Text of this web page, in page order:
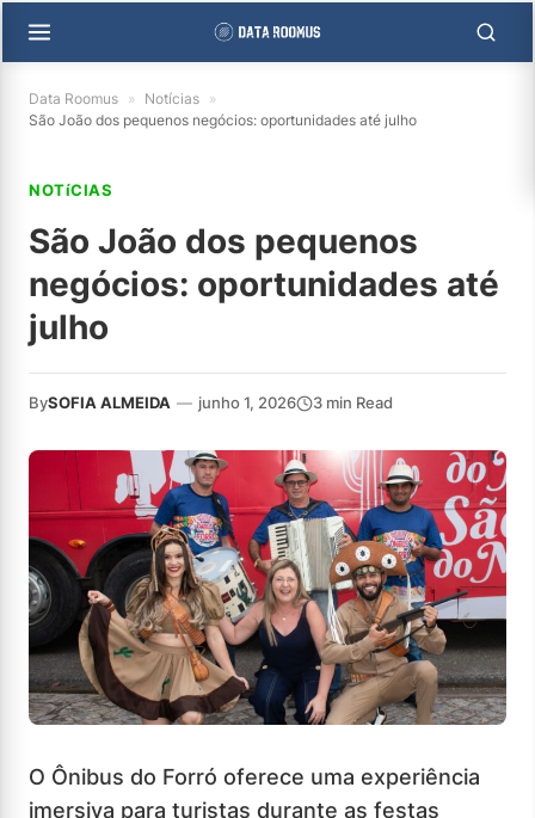
Data Roomus » Notícias »
São João dos pequenos negócios: oportunidades até julho
NOTíCIAS
São João dos pequenos
negócios: oportunidades até
julho
BySOFIA ALMEIDA — junho 1, 2026 3 min Read
O Ônibus do Forró oferece uma experiência
imersiva para turistas durante as festas